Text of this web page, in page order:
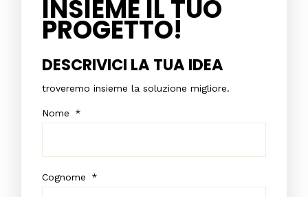
INSIEME IL TUO
PROGETTO!
DESCRIVICI LA TUA IDEA
troveremo insieme la soluzione migliore.
Nome *
Cognome *